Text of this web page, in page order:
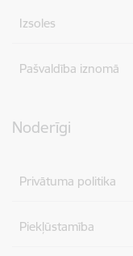
Izsoles
Pašvaldība iznomā
Noderīgi
Privātuma politika
Piekļūstamība